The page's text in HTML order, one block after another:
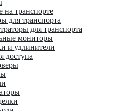
на транспорте
для транспорта
для транспорта
мониторы
и удлинители
доступа